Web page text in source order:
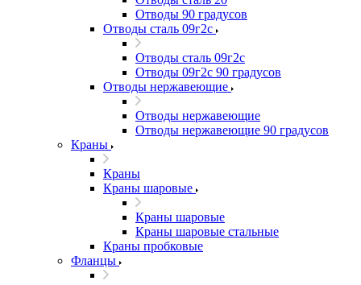
Отводы 90 градусов
Отводы сталь 09г2с
Отводы сталь 09г2с
Отводы 09г2с 90 градусов
Отводы нержавеющие
Отводы нержавеющие
Отводы нержавеющие 90 градусов
Краны
Краны
Краны шаровые
Краны шаровые
Краны шаровые стальные
Краны пробковые
Фланцы